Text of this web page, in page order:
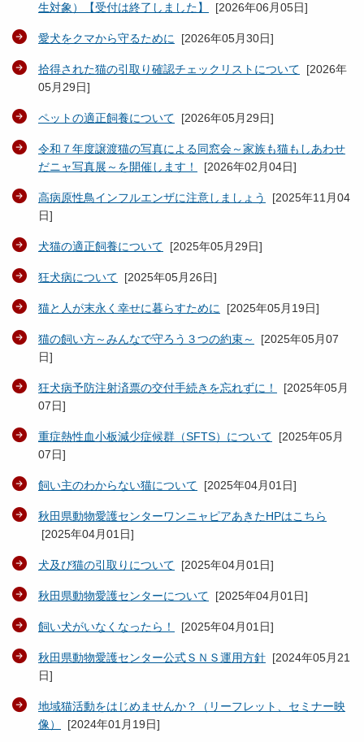
生対象）【受付は終了しました】
[2026年06月05日]
愛犬をクマから守るために [2026年05月30日]
拾得された猫の引取り確認チェックリストについて [2026年
05月29日]
ペットの適正飼養について [2026年05月29日]
令和７年度譲渡猫の写真による同窓会～家族も猫もしあわせ
だニャ写真展～を開催します！
[2026年02月04日]
高病原性鳥インフルエンザに注意しましょう [2025年11月04
日]
犬猫の適正飼養について [2025年05月29日]
狂犬病について [2025年05月26日]
猫と人が末永く幸せに暮らすために [2025年05月19日]
猫の飼い方～みんなで守ろう３つの約束～ [2025年05月07
日]
狂犬病予防注射済票の交付手続きを忘れずに！ [2025年05月
07日]
重症熱性血小板減少症候群（SFTS）について [2025年05月
07日]
飼い主のわからない猫について [2025年04月01日]
秋田県動物愛護センターワンニャピアあきた HPはこちら
[2025年04月01日]
犬及び猫の引取りについて [2025年04月01日]
秋田県動物愛護センターについて [2025年04月01日]
飼い犬がいなくなったら！ [2025年04月01日]
秋田県動物愛護センター公式ＳＮＳ運用方針 [2024年05月21
日]
地域猫活動をはじめませんか？（リーフレット、セミナー映
像）
[2024年01月19日]